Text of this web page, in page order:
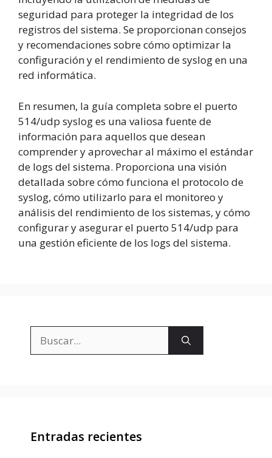
seguridad para proteger la integridad de los
registros del sistema. Se proporcionan consejos
y recomendaciones sobre cómo optimizar la
configuración y el rendimiento de syslog en una
red informática.
En resumen, la guía completa sobre el puerto
514/udp syslog es una valiosa fuente de
información para aquellos que desean
comprender y aprovechar al máximo el estándar
de logs del sistema. Proporciona una visión
detallada sobre cómo funciona el protocolo de
syslog, cómo utilizarlo para el monitoreo y
análisis del rendimiento de los sistemas, y cómo
configurar y asegurar el puerto 514/udp para
una gestión eficiente de los logs del sistema.
Entradas recientes